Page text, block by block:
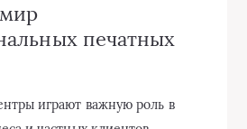
печатных
играют важную роль в